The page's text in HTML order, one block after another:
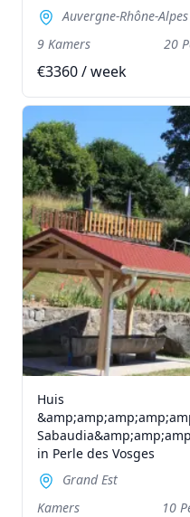
Auvergne-Rhône-Alpes
9 Kamers
20
€3360 / week
Huis
in Perle des Vosges
Grand Est
Kamers
10